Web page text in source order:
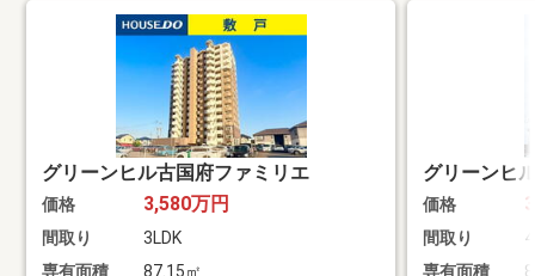
グリーンヒル古国府ファミリエ
価格 3,580万円
間取り
3LDK
専有面積
87.15㎡
グリーンヒ
価格
間取り
専有面積